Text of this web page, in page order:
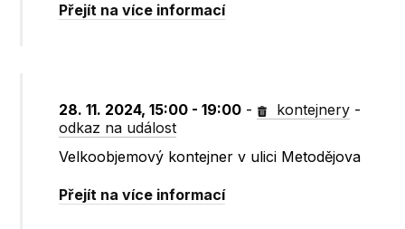
Přejít na více informací
28. 11. 2024, 15:00 - 19:00 - kontejnery -
odkaz na událost
Velkoobjemový kontejner v ulici Metodějova
Přejít na více informací